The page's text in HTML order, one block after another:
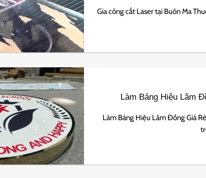
Gia công cắt Laser tại Buôn Ma
Làm Bảng Hiệu Lâm
Làm Bảng Hiệu Lâm Đồng Giá